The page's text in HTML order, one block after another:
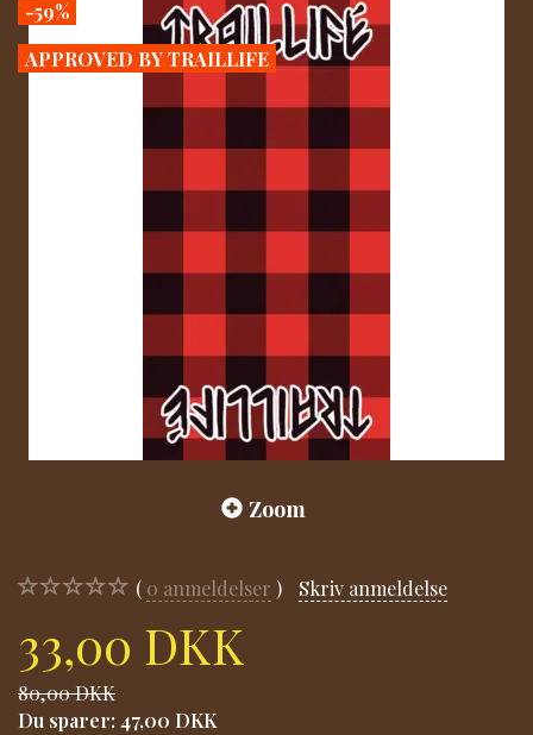
-59%
APPROVED BY TRAILLIFE
Zoom
0 anmeldelser Skriv anmeldelse
33,00 DKK
80,00 DKK
Du sparer: 47,00 DKK